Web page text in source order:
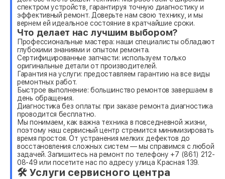
спектром устройств, гарантируя точную диагностику и
эффективный ремонт. Доверьте нам свою технику, и мы
вернем ей идеальное состояние в кратчайшие сроки.
Что делает нас лучшим выбором?
Профессиональные мастера: наши специалисты обладают
глубокими знаниями и опытом ремонта.
Сертифицированные запчасти: используем только
оригинальные детали от производителей.
Гарантия на услуги: предоставляем гарантию на все виды
ремонтных работ.
Быстрое выполнение: большинство ремонтов завершаем в
день обращения.
Диагностика без оплаты: при заказе ремонта диагностика
проводится бесплатно.
Мы понимаем, как важна техника в повседневной жизни,
поэтому наш сервисный центр стремится минимизировать
время простоя. От устранения мелких дефектов до
восстановления сложных систем — мы справимся с любой
задачей. Запишитесь на ремонт по телефону +7 (861) 212-
08-49 или посетите нас по адресу улица Красная 139.
🛠 Услуги сервисного центра